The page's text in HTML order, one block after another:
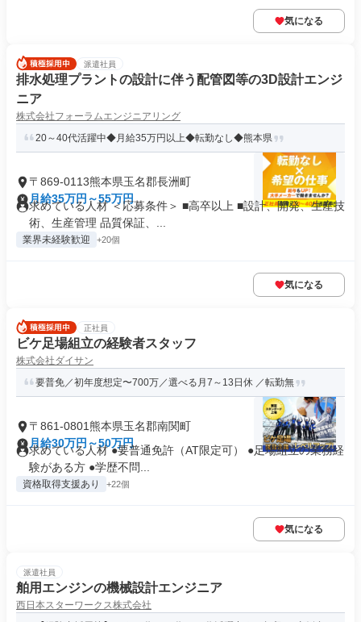
気になる
派遣社員
排水処理プラントの設計に伴う配管図等の3D設計エンジ
ニア
株式会社フォーラムエンジニアリング
20～40代活躍中◆月給35万円以上◆転勤なし◆熊本県
〒869-0113熊本県玉名郡長洲町
月給35万円～55万円
求めている人材 ＜応募条件＞ ■高卒以上 ■設計、開発、生産技
術、生産管理 品質保証、...
業界未経験歓迎 +20個
気になる
正社員
ビケ足場組立の経験者スタッフ
株式会社ダイサン
要普免／初年度想定〜700万／選べる月7～13日休 ／転勤無
〒861-0801熊本県玉名郡南関町
月給30万円～50万円
求めている人材 ●要普通免許（AT限定可） ●足場組立の業務経
験がある方 ●学歴不問...
資格取得支援あり +22個
気になる
派遣社員
舶用エンジンの機械設計エンジニア
西日本スターワークス株式会社